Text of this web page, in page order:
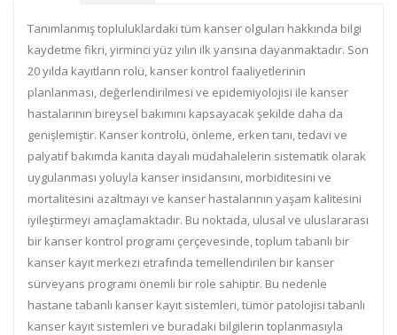
Tanımlanmış topluluklardaki tüm kanser olguları hakkında bilgi
kaydetme fikri, yirminci yüz yılın ilk yarısına dayanmaktadır. Son
20 yılda kayıtların rolü, kanser kontrol faaliyetlerinin
planlanması, değerlendirilmesi ve epidemiyolojisi ile kanser
hastalarının bireysel bakımını kapsayacak şekilde daha da
genişlemiştir. Kanser kontrolü, önleme, erken tanı, tedavi ve
palyatif bakımda kanıta dayalı müdahalelerin sistematik olarak
uygulanması yoluyla kanser insidansını, morbiditesini ve
mortalitesini azaltmayı ve kanser hastalarının yaşam kalitesini
iyileştirmeyi amaçlamaktadır. Bu noktada, ulusal ve uluslararası
bir kanser kontrol programı çerçevesinde, toplum tabanlı bir
kanser kayıt merkezi etrafında temellendirilen bir kanser
sürveyans programı önemli bir role sahiptir. Bu nedenle
hastane tabanlı kanser kayıt sistemleri, tümör patolojisi tabanlı
kanser kayıt sistemleri ve buradaki bilgilerin toplanmasıyla